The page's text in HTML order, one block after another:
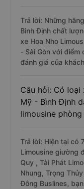
Trả lời: Những
Bình Định chất
xe Hoa Nho
- Sài Gòn với
đánh giá của
Câu hỏi: Có loại
Mỹ - Bình Định
limousine
Trả lời: Hiện tại có
Limousine giường
Quy , Tài Phát
Nhung, Trọng
Đông Buslines,